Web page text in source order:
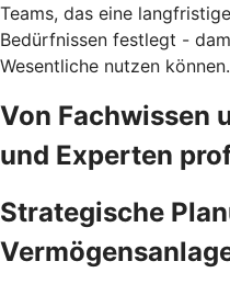
Teams, das eine
Bedürfnissen festlegt -
Wesentliche nutzen können.
Von Fachwissen
und Experten
Strategische